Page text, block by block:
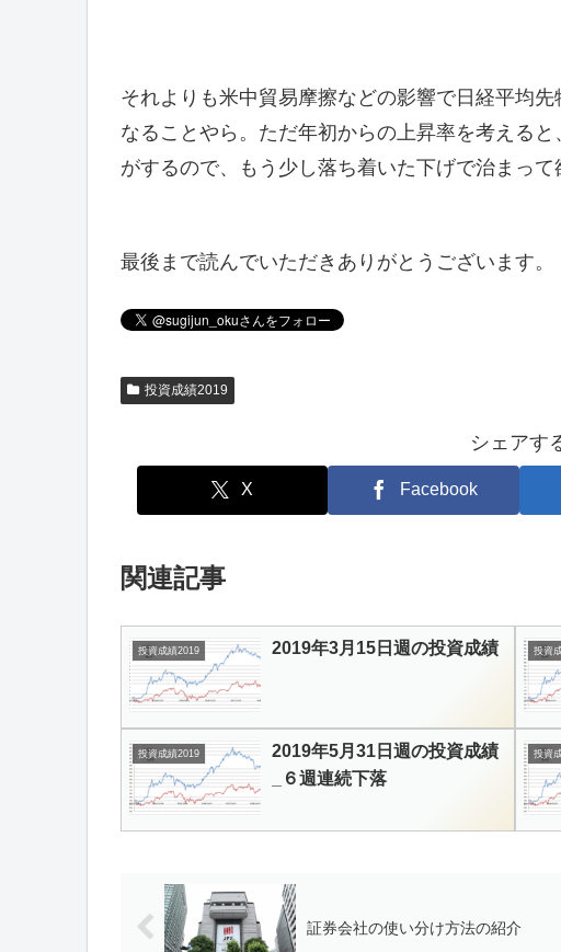
それよりも米中貿易摩擦などの影響で日経平均
なることやら。ただ年初からの上昇率を考える
がするので、もう少し落ち着いた下げで治まって
最後まで読んでいただきありがとうございます。
投資成績2019
シェアす
X Facebook
関連記事
投資成績2019 2019年3月15日週の投資成績 投資
投資成績2019
2019年5月31日週の投資成績
_６週連続下落
投資
証券会社の使い分け方法の紹介